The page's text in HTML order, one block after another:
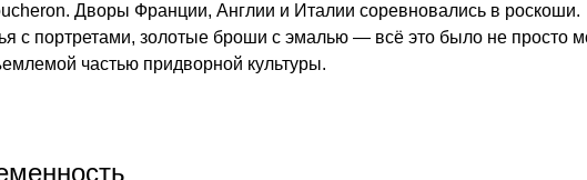
. Дворы Франции, Англии и Италии соревновались в роскоши.
с портретами, золотые броши с эмалью — всё это было не просто
частью придворной культуры.